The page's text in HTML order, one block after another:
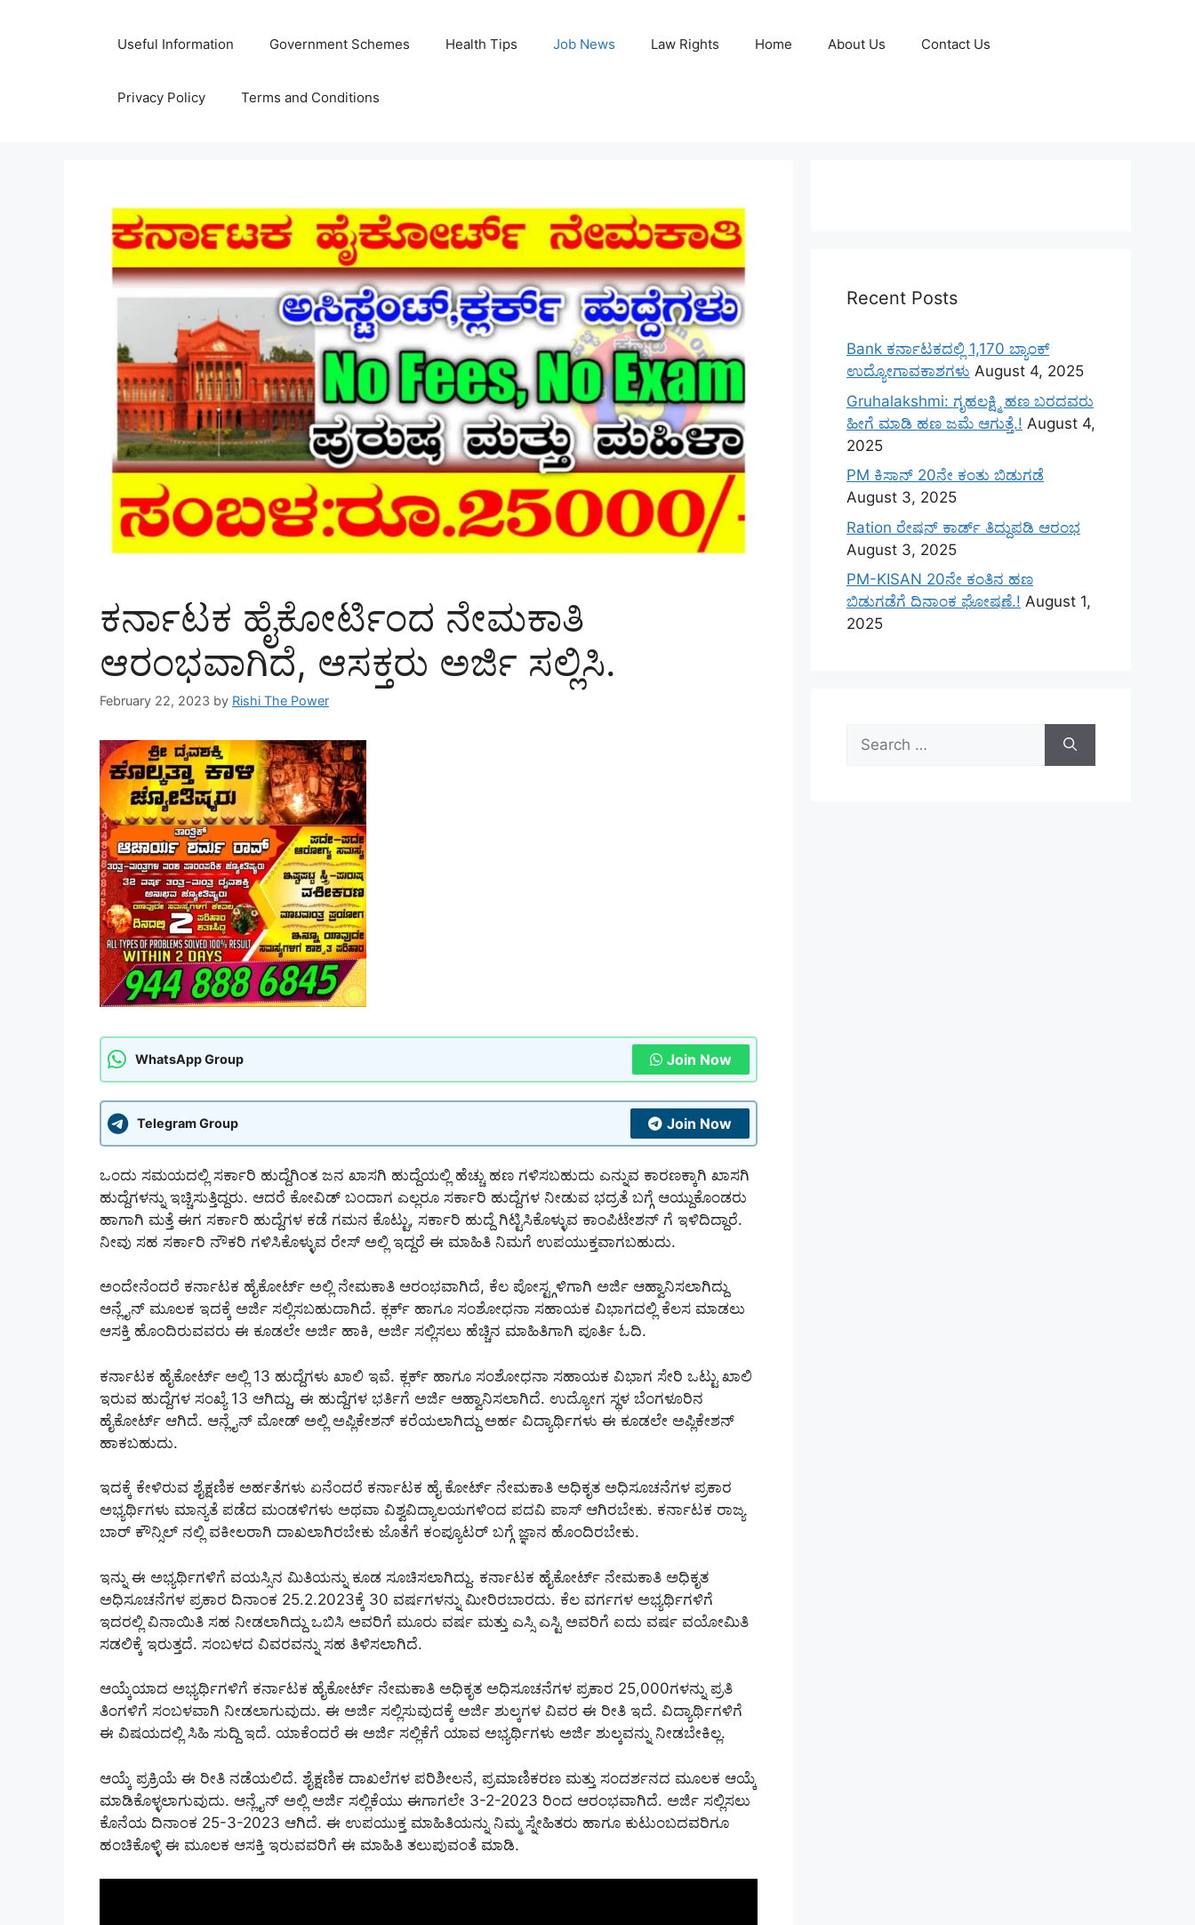
Useful Information Government Schemes Health Tips Job News Law Rights Home About Us Contact Us
Privacy Policy Terms and Conditions
ಕರ್ನಾಟಕ ಹೈಕೋರ್ಟಿಂದ ನೇಮಕಾತಿ
ಆರಂಭವಾಗಿದೆ, ಆಸಕ್ತರು ಅರ್ಜಿ ಸಲ್ಲಿಸಿ.
February 22, 2023 by Rishi The Power
WhatsApp Group Join Now
Telegram Group Join Now
ಒಂದು ಸಮಯದಲ್ಲಿ ಸರ್ಕಾರಿ ಹುದ್ದೆಗಿಂತ ಜನ ಖಾಸಗಿ ಹುದ್ದೆಯಲ್ಲಿ ಹೆಚ್ಚು ಹಣ ಗಳಿಸಬಹುದು ಎನ್ನುವ ಕಾರಣಕ್ಕಾಗಿ ಖಾಸಗಿ
ಹುದ್ದೆಗಳನ್ನು ಇಚ್ಚಿಸುತ್ತಿದ್ದರು. ಆದರೆ ಕೋವಿಡ್ ಬಂದಾಗ ಎಲ್ಲರೂ ಸರ್ಕಾರಿ ಹುದ್ದೆಗಳ ನೀಡುವ ಭದ್ರತೆ ಬಗ್ಗೆ ಆಯ್ದುಕೊಂಡರು
ಹಾಗಾಗಿ ಮತ್ತೆ ಈಗ ಸರ್ಕಾರಿ ಹುದ್ದೆಗಳ ಕಡೆ ಗಮನ ಕೊಟ್ಟು, ಸರ್ಕಾರಿ ಹುದ್ದೆ ಗಿಟ್ಟಿಸಿಕೊಳ್ಳುವ ಕಾಂಪಿಟೇಶನ್ ಗೆ ಇಳಿದಿದ್ದಾರೆ.
ನೀವು ಸಹ ಸರ್ಕಾರಿ ನೌಕರಿ ಗಳಿಸಿಕೊಳ್ಳುವ ರೇಸ್ ಅಲ್ಲಿ ಇದ್ದರೆ ಈ ಮಾಹಿತಿ ನಿಮಗೆ ಉಪಯುಕ್ತವಾಗಬಹುದು.
ಅಂದೇನೆಂದರೆ ಕರ್ನಾಟಕ ಹೈಕೋರ್ಟ್ ಅಲ್ಲಿ ನೇಮಕಾತಿ ಆರಂಭವಾಗಿದೆ, ಕೆಲ ಪೋಸ್ಟ್ಗಳಿಗಾಗಿ ಅರ್ಜಿ ಆಹ್ವಾನಿಸಲಾಗಿದ್ದು
ಆನ್ಲೈನ್ ಮೂಲಕ ಇದಕ್ಕೆ ಅರ್ಜಿ ಸಲ್ಲಿಸಬಹುದಾಗಿದೆ. ಕ್ಲರ್ಕ್ ಹಾಗೂ ಸಂಶೋಧನಾ ಸಹಾಯಕ ವಿಭಾಗದಲ್ಲಿ ಕೆಲಸ ಮಾಡಲು
ಆಸಕ್ತಿ ಹೊಂದಿರುವವರು ಈ ಕೂಡಲೇ ಅರ್ಜಿ ಹಾಕಿ, ಅರ್ಜಿ ಸಲ್ಲಿಸಲು ಹೆಚ್ಚಿನ ಮಾಹಿತಿಗಾಗಿ ಪೂರ್ತಿ ಓದಿ.
ಕರ್ನಾಟಕ ಹೈಕೋರ್ಟ್ ಅಲ್ಲಿ 13 ಹುದ್ದೆಗಳು ಖಾಲಿ ಇವೆ. ಕ್ಲರ್ಕ್ ಹಾಗೂ ಸಂಶೋಧನಾ ಸಹಾಯಕ ವಿಭಾಗ ಸೇರಿ ಒಟ್ಟು ಖಾಲಿ
ಇರುವ ಹುದ್ದೆಗಳ ಸಂಖ್ಯೆ 13 ಆಗಿದ್ದು, ಈ ಹುದ್ದೆಗಳ ಭರ್ತಿಗೆ ಅರ್ಜಿ ಆಹ್ವಾನಿಸಲಾಗಿದೆ. ಉದ್ಯೋಗ ಸ್ಥಳ ಬೆಂಗಳೂರಿನ
ಹೈಕೋರ್ಟ್ ಆಗಿದೆ. ಆನ್ಲೈನ್ ಮೋಡ್ ಅಲ್ಲಿ ಅಪ್ಲಿಕೇಶನ್ ಕರೆಯಲಾಗಿದ್ದು ಅರ್ಹ ವಿದ್ಯಾರ್ಥಿಗಳು ಈ ಕೂಡಲೇ ಅಪ್ಲಿಕೇಶನ್
ಹಾಕಬಹುದು.
ಇದಕ್ಕೆ ಕೇಳಿರುವ ಶೈಕ್ಷಣಿಕ ಅರ್ಹತೆಗಳು ಏನೆಂದರೆ ಕರ್ನಾಟಕ ಹೈ ಕೋರ್ಟ್ ನೇಮಕಾತಿ ಅಧಿಕೃತ ಅಧಿಸೂಚನೆಗಳ ಪ್ರಕಾರ
ಅಭ್ಯರ್ಥಿಗಳು ಮಾನ್ಯತೆ ಪಡೆದ ಮಂಡಳಿಗಳು ಅಥವಾ ವಿಶ್ವವಿದ್ಯಾಲಯಗಳಿಂದ ಪದವಿ ಪಾಸ್ ಆಗಿರಬೇಕು. ಕರ್ನಾಟಕ ರಾಜ್ಯ
ಬಾರ್ ಕೌನ್ಸಿಲ್ ನಲ್ಲಿ ವಕೀಲರಾಗಿ ದಾಖಲಾಗಿರಬೇಕು ಜೊತೆಗೆ ಕಂಪ್ಯೂಟರ್ ಬಗ್ಗೆ ಜ್ಞಾನ ಹೊಂದಿರಬೇಕು.
ಇನ್ನು ಈ ಅಭ್ಯರ್ಥಿಗಳಿಗೆ ವಯಸ್ಸಿನ ಮಿತಿಯನ್ನು ಕೂಡ ಸೂಚಿಸಲಾಗಿದ್ದು. ಕರ್ನಾಟಕ ಹೈಕೋರ್ಟ್ ನೇಮಕಾತಿ ಅಧಿಕೃತ
ಅಧಿಸೂಚನೆಗಳ ಪ್ರಕಾರ ದಿನಾಂಕ 25.2.2023ಕ್ಕೆ 30 ವರ್ಷಗಳನ್ನು ಮೀರಿರಬಾರದು. ಕೆಲ ವರ್ಗಗಳ ಅಭ್ಯರ್ಥಿಗಳಿಗೆ
ಇದರಲ್ಲಿ ವಿನಾಯಿತಿ ಸಹ ನೀಡಲಾಗಿದ್ದು ಒಬಿಸಿ ಅವರಿಗೆ ಮೂರು ವರ್ಷ ಮತ್ತು ಎಸ್ಸಿ ಎಸ್ಟಿ ಅವರಿಗೆ ಐದು ವರ್ಷ ವಯೋಮಿತಿ
ಸಡಲಿಕ್ಕೆ ಇರುತ್ತದೆ. ಸಂಬಳದ ವಿವರವನ್ನು ಸಹ ತಿಳಿಸಲಾಗಿದೆ.
ಆಯ್ಕೆಯಾದ ಅಭ್ಯರ್ಥಿಗಳಿಗೆ ಕರ್ನಾಟಕ ಹೈಕೋರ್ಟ್ ನೇಮಕಾತಿ ಅಧಿಕೃತ ಅಧಿಸೂಚನೆಗಳ ಪ್ರಕಾರ 25,000ಗಳನ್ನು ಪ್ರತಿ
ತಿಂಗಳಿಗೆ ಸಂಬಳವಾಗಿ ನೀಡಲಾಗುವುದು. ಈ ಅರ್ಜಿ ಸಲ್ಲಿಸುವುದಕ್ಕೆ ಅರ್ಜಿ ಶುಲ್ಕಗಳ ವಿವರ ಈ ರೀತಿ ಇದೆ. ವಿದ್ಯಾರ್ಥಿಗಳಿಗೆ
ಈ ವಿಷಯದಲ್ಲಿ ಸಿಹಿ ಸುದ್ದಿ ಇದೆ. ಯಾಕೆಂದರೆ ಈ ಅರ್ಜಿ ಸಲ್ಲಿಕೆಗೆ ಯಾವ ಅಭ್ಯರ್ಥಿಗಳು ಅರ್ಜಿ ಶುಲ್ಕವನ್ನು ನೀಡಬೇಕಿಲ್ಲ.
ಆಯ್ಕೆ ಪ್ರಕ್ರಿಯೆ ಈ ರೀತಿ ನಡೆಯಲಿದೆ. ಶೈಕ್ಷಣಿಕ ದಾಖಲೆಗಳ ಪರಿಶೀಲನೆ, ಪ್ರಮಾಣಿಕರಣ ಮತ್ತು ಸಂದರ್ಶನದ ಮೂಲಕ ಆಯ್ಕೆ
ಮಾಡಿಕೊಳ್ಳಲಾಗುವುದು. ಆನ್ಲೈನ್ ಅಲ್ಲಿ ಅರ್ಜಿ ಸಲ್ಲಿಕೆಯು ಈಗಾಗಲೇ 3-2-2023 ರಿಂದ ಆರಂಭವಾಗಿದೆ. ಅರ್ಜಿ ಸಲ್ಲಿಸಲು
ಕೊನೆಯ ದಿನಾಂಕ 25-3-2023 ಆಗಿದೆ. ಈ ಉಪಯುಕ್ತ ಮಾಹಿತಿಯನ್ನು ನಿಮ್ಮ ಸ್ನೇಹಿತರು ಹಾಗೂ ಕುಟುಂಬದವರಿಗೂ
ಹಂಚಿಕೊಳ್ಳಿ ಈ ಮೂಲಕ ಆಸಕ್ತಿ ಇರುವವರಿಗೆ ಈ ಮಾಹಿತಿ ತಲುಪುವಂತೆ ಮಾಡಿ.
Recent Posts
Bank ಕರ್ನಾಟಕದಲ್ಲಿ 1,170 ಬ್ಯಾಂಕ್
ಉದ್ಯೋಗಾವಕಾಶಗಳು August 4, 2025
Gruhalakshmi: ಗೃಹಲಕ್ಷ್ಮಿ ಹಣ ಬರದವರು
ಹೀಗೆ ಮಾಡಿ ಹಣ ಜಮೆ‌ ಆಗುತ್ತೆ.! August 4,
2025
PM ಕಿಸಾನ್ 20ನೇ ಕಂತು ಬಿಡುಗಡೆ
August 3, 2025
Ration ರೇಷನ್ ಕಾರ್ಡ್ ತಿದ್ದುಪಡಿ ಆರಂಭ
August 3, 2025
PM-KISAN 20ನೇ ಕಂತಿನ ಹಣ
ಬಿಡುಗಡೆಗೆ ದಿನಾಂಕ ಘೋಷಣೆ.! August 1,
2025
Search
for: